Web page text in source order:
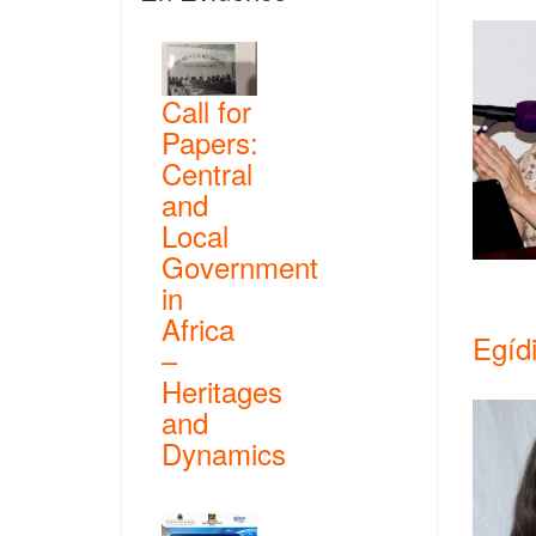
Call for
Papers:
Central
and
Local
Government
in
Africa
–
Heritages
and
Dynamics